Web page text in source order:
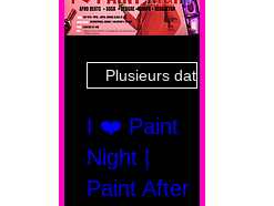
Plusieurs dates
I ❤️ Paint
Night |
Paint After